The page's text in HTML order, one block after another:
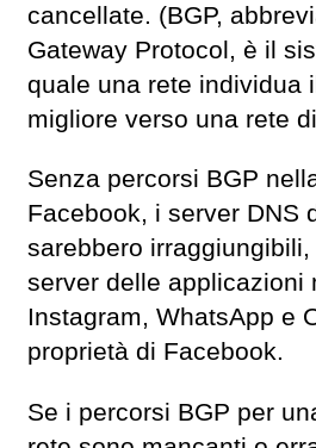
cancellate. (BGP,
Gateway Protocol, è il
quale una rete individua
migliore verso una rete
Senza percorsi BGP
Facebook, i server DNS
sarebbero
server delle applicazioni
Instagram, WhatsApp e
proprietà di Facebook.
Se i percorsi BGP per